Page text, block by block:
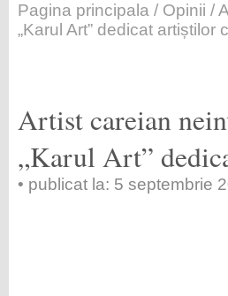
Pagina principala / Opinii /
„Karul Art” dedicat artiștilor
Artist careian
„Karul Art”
• publicat la: 5 septembrie